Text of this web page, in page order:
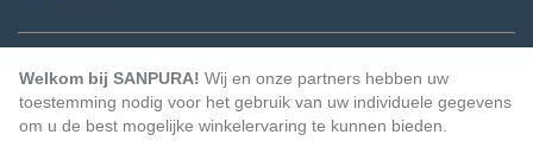
Welkom bij SANPURA! Wij en onze partners hebben uw
toestemming nodig voor het gebruik van uw individuele gegevens
om u de best mogelijke winkelervaring te kunnen bieden.